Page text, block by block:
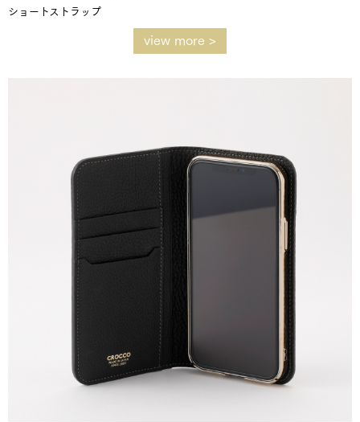
ショートストラップ
view more >